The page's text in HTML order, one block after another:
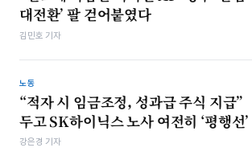
대전환’ 팔 걷어붙였다
김민호 기자
노동
“적자 시 임금조정, 성과급 주식 지급”
두고 SK하이닉스 노사 여전히 ‘평행선’
강은경 기자